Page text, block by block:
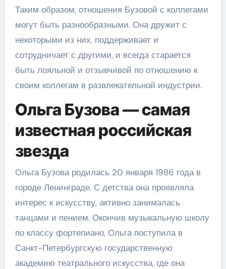
Таким образом, отношения Бузовой с коллегами
могут быть разнообразными. Она дружит с
некоторыми из них, поддерживает и
сотрудничает с другими, и всегда старается
быть лояльной и отзывчивой по отношению к
своим коллегам в развлекательной индустрии.
Ольга Бузова — самая
известная российская
звезда
Ольга Бузова родилась 20 января 1986 года в
городе Ленинграде. С детства она проявляла
интерес к искусству, активно занималась
танцами и пением. Окончив музыкальную школу
по классу фортепиано, Ольга поступила в
Санкт-Петербургскую государственную
академию театрального искусства, где она